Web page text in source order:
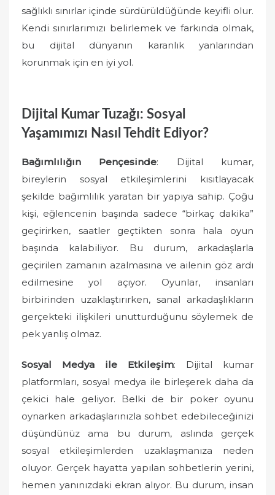
sağlıklı sınırlar içinde sürdürüldüğünde keyifli olur.
Kendi sınırlarımızı belirlemek ve farkında olmak,
bu dijital dünyanın karanlık yanlarından
korunmak için en iyi yol.
Dijital Kumar Tuzağı: Sosyal
Yaşamımızı Nasıl Tehdit Ediyor?
Bağımlılığın Pençesinde: Dijital kumar,
bireylerin sosyal etkileşimlerini kısıtlayacak
şekilde bağımlılık yaratan bir yapıya sahip. Çoğu
kişi, eğlencenin başında sadece “birkaç dakika”
geçirirken, saatler geçtikten sonra hala oyun
başında kalabiliyor. Bu durum, arkadaşlarla
geçirilen zamanın azalmasına ve ailenin göz ardı
edilmesine yol açıyor. Oyunlar, insanları
birbirinden uzaklaştırırken, sanal arkadaşlıkların
gerçekteki ilişkileri unutturduğunu söylemek de
pek yanlış olmaz.
Sosyal Medya ile Etkileşim: Dijital kumar
platformları, sosyal medya ile birleşerek daha da
çekici hale geliyor. Belki de bir poker oyunu
oynarken arkadaşlarınızla sohbet edebileceğinizi
düşündünüz ama bu durum, aslında gerçek
sosyal etkileşimlerden uzaklaşmanıza neden
oluyor. Gerçek hayatta yapılan sohbetlerin yerini,
hemen yanınızdaki ekran alıyor. Bu durum, insan